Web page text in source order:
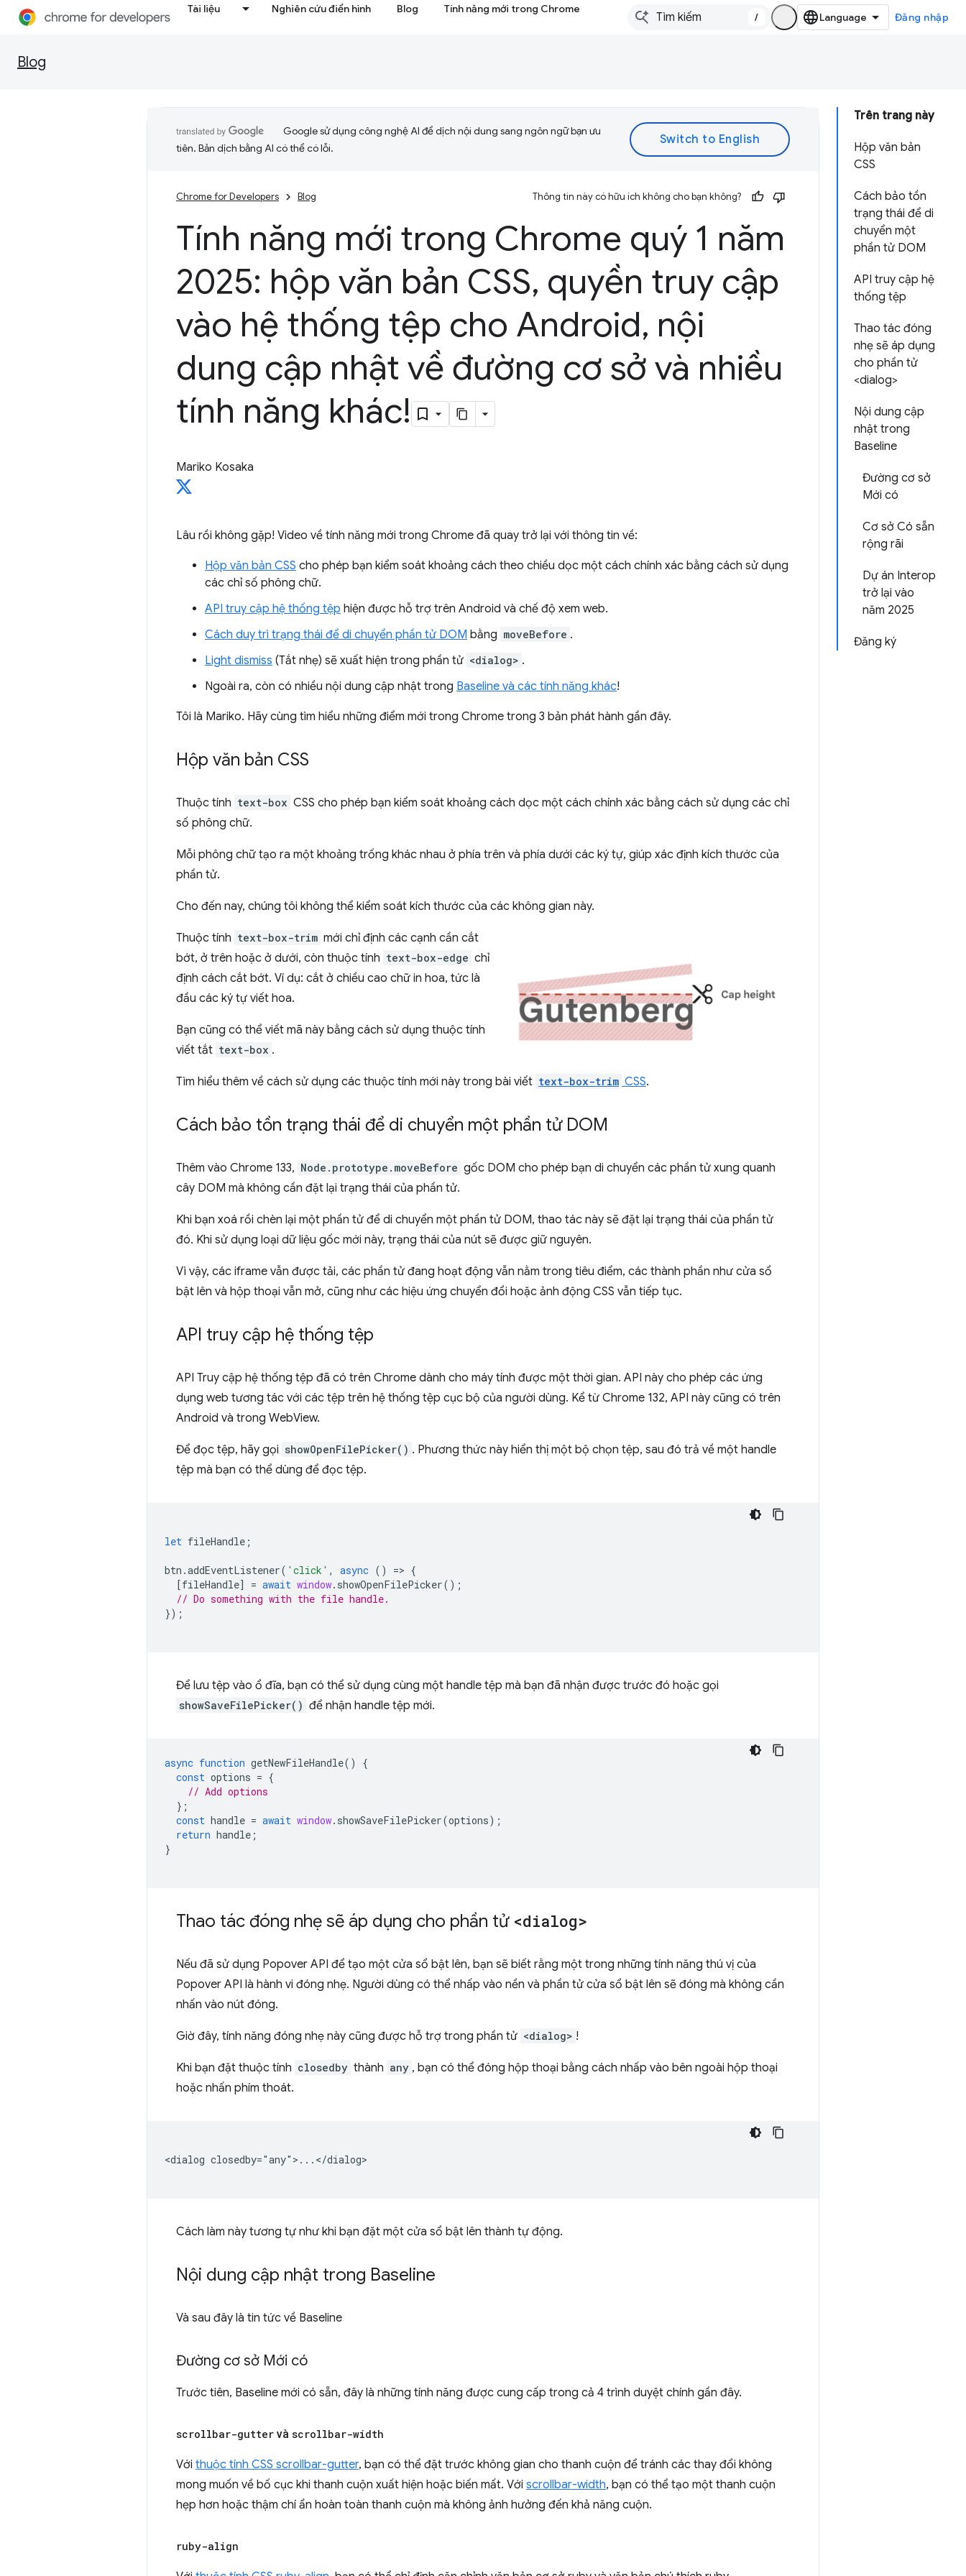
Tài liệu Nghiên cứu điển hình Blog Tính năng mới trong Chrome
/ Đăng nhập
Blog
Trên trang này
Hộp văn bản
CSS
Cách bảo tồn
trạng thái để di
chuyển một
phần tử DOM
API truy cập hệ
thống tệp
Thao tác đóng
nhẹ sẽ áp dụng
cho phần tử
<dialog>
Nội dung cập
nhật trong
Baseline
Đường cơ sở
Mới có
Cơ sở Có sẵn
rộng rãi
Dự án Interop
trở lại vào
năm 2025
Đăng ký
Google sử dụng công nghệ AI để dịch nội dung sang ngôn ngữ bạn ưu
tiên. Bản dịch bằng AI có thể có lỗi.
Chrome for Developers Blog Thông tin này có hữu ích không cho bạn không?
Tính năng mới trong Chrome quý 1 năm
2025: hộp văn bản CSS, quyền truy cập
vào hệ thống tệp cho Android, nội
dung cập nhật về đường cơ sở và nhiều
tính năng khác!
Mariko Kosaka
Lâu rồi không gặp! Video về tính năng mới trong Chrome đã quay trở lại với thông tin về:
Hộp văn bản CSS cho phép bạn kiểm soát khoảng cách theo chiều dọc một cách chính xác bằng cách sử dụng
các chỉ số phông chữ.
API truy cập hệ thống tệp hiện được hỗ trợ trên Android và chế độ xem web.
Cách duy trì trạng thái để di chuyển phần tử DOM bằng moveBefore .
Light dismiss (Tắt nhẹ) sẽ xuất hiện trong phần tử <dialog> .
Ngoài ra, còn có nhiều nội dung cập nhật trong Baseline và các tính năng khác!
Tôi là Mariko. Hãy cùng tìm hiểu những điểm mới trong Chrome trong 3 bản phát hành gần đây.
Hộp văn bản CSS
Thuộc tính text-box CSS cho phép bạn kiểm soát khoảng cách dọc một cách chính xác bằng cách sử dụng các chỉ
số phông chữ.
Mỗi phông chữ tạo ra một khoảng trống khác nhau ở phía trên và phía dưới các ký tự, giúp xác định kích thước của
phần tử.
Cho đến nay, chúng tôi không thể kiểm soát kích thước của các không gian này.
Thuộc tính text-box-trim mới chỉ định các cạnh cần cắt
bớt, ở trên hoặc ở dưới, còn thuộc tính text-box-edge chỉ
định cách cắt bớt. Ví dụ: cắt ở chiều cao chữ in hoa, tức là
đầu các ký tự viết hoa.
Bạn cũng có thể viết mã này bằng cách sử dụng thuộc tính
viết tắt text-box .
Tìm hiểu thêm về cách sử dụng các thuộc tính mới này trong bài viết text-box-trim CSS.
Cách bảo tồn trạng thái để di chuyển một phần tử DOM
Thêm vào Chrome 133, Node.prototype.moveBefore gốc DOM cho phép bạn di chuyển các phần tử xung quanh
cây DOM mà không cần đặt lại trạng thái của phần tử.
Khi bạn xoá rồi chèn lại một phần tử để di chuyển một phần tử DOM, thao tác này sẽ đặt lại trạng thái của phần tử
đó. Khi sử dụng loại dữ liệu gốc mới này, trạng thái của nút sẽ được giữ nguyên.
Vì vậy, các iframe vẫn được tải, các phần tử đang hoạt động vẫn nằm trong tiêu điểm, các thành phần như cửa sổ
bật lên và hộp thoại vẫn mở, cũng như các hiệu ứng chuyển đổi hoặc ảnh động CSS vẫn tiếp tục.
API truy cập hệ thống tệp
API Truy cập hệ thống tệp đã có trên Chrome dành cho máy tính được một thời gian. API này cho phép các ứng
dụng web tương tác với các tệp trên hệ thống tệp cục bộ của người dùng. Kể từ Chrome 132, API này cũng có trên
Android và trong WebView.
Để đọc tệp, hãy gọi showOpenFilePicker() . Phương thức này hiển thị một bộ chọn tệp, sau đó trả về một handle
tệp mà bạn có thể dùng để đọc tệp.
let fileHandle ;
btn .addEventListener( 'click' , async () => {
[fileHandle] = await window. showOpenFilePicker();
// Do something with the file handle.
});
Để lưu tệp vào ổ đĩa, bạn có thể sử dụng cùng một handle tệp mà bạn đã nhận được trước đó hoặc gọi
showSaveFilePicker() để nhận handle tệp mới.
async function getNewFileHandle()
{
const options = {
// Add options
};
const handle = await window. showSaveFilePicker(options);
return handle ;
}
Thao tác đóng nhẹ sẽ áp dụng cho phần tử <dialog>
Nếu đã sử dụng Popover API để tạo một cửa sổ bật lên, bạn sẽ biết rằng một trong những tính năng thú vị của
Popover API là hành vi đóng nhẹ. Người dùng có thể nhấp vào nền và phần tử cửa sổ bật lên sẽ đóng mà không cần
nhấn vào nút đóng.
Giờ đây, tính năng đóng nhẹ này cũng được hỗ trợ trong phần tử <dialog> !
Khi bạn đặt thuộc tính closedby thành any , bạn có thể đóng hộp thoại bằng cách nhấp vào bên ngoài hộp thoại
hoặc nhấn phím thoát.
<dialog closedby="any">...</dialog>
Cách làm này tương tự như khi bạn đặt một cửa sổ bật lên thành tự động.
Nội dung cập nhật trong Baseline
Và sau đây là tin tức về Baseline
Đường cơ sở Mới có
Trước tiên, Baseline mới có sẵn, đây là những tính năng được cung cấp trong cả 4 trình duyệt chính gần đây.
scrollbar-gutter và scrollbar-width
Với thuộc tính CSS scrollbar-gutter, bạn có thể đặt trước không gian cho thanh cuộn để tránh các thay đổi không
mong muốn về bố cục khi thanh cuộn xuất hiện hoặc biến mất. Với scrollbar-width, bạn có thể tạo một thanh cuộn
hẹp hơn hoặc thậm chí ẩn hoàn toàn thanh cuộn mà không ảnh hưởng đến khả năng cuộn.
ruby-align